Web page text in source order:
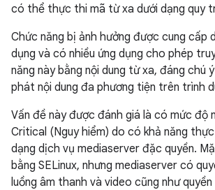
có thể thực thi mã từ xa dưới dạng quy
Chức năng bị ảnh hưởng được cung cấp
dụng và có nhiều ứng dụng cho phép
năng này bằng nội dung từ xa, đáng chú
phát nội dung đa phương tiện trên trình
Vấn đề này được đánh giá là có mức độ
Critical (Nguy hiểm) do có khả năng
dạng dịch vụ mediaserver đặc quyền.
bằng SELinux, nhưng mediaserver có
luồng âm thanh và video cũng như